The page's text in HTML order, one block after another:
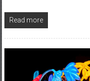
Read more